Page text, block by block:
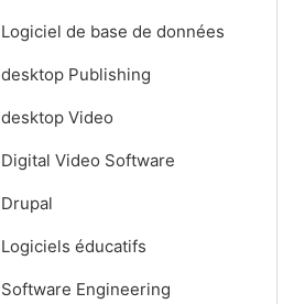
Logiciel de base de données
desktop Publishing
desktop Video
Digital Video Software
Drupal
Logiciels éducatifs
Software Engineering